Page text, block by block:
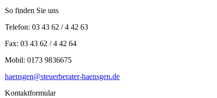
So finden Sie uns
Telefon: 03 43 62 / 4 42 63
Fax: 03 43 62 / 4 42 64
Mobil: 0173 9836675
haensgen@steuerberater-haensgen.de
Kontaktformular